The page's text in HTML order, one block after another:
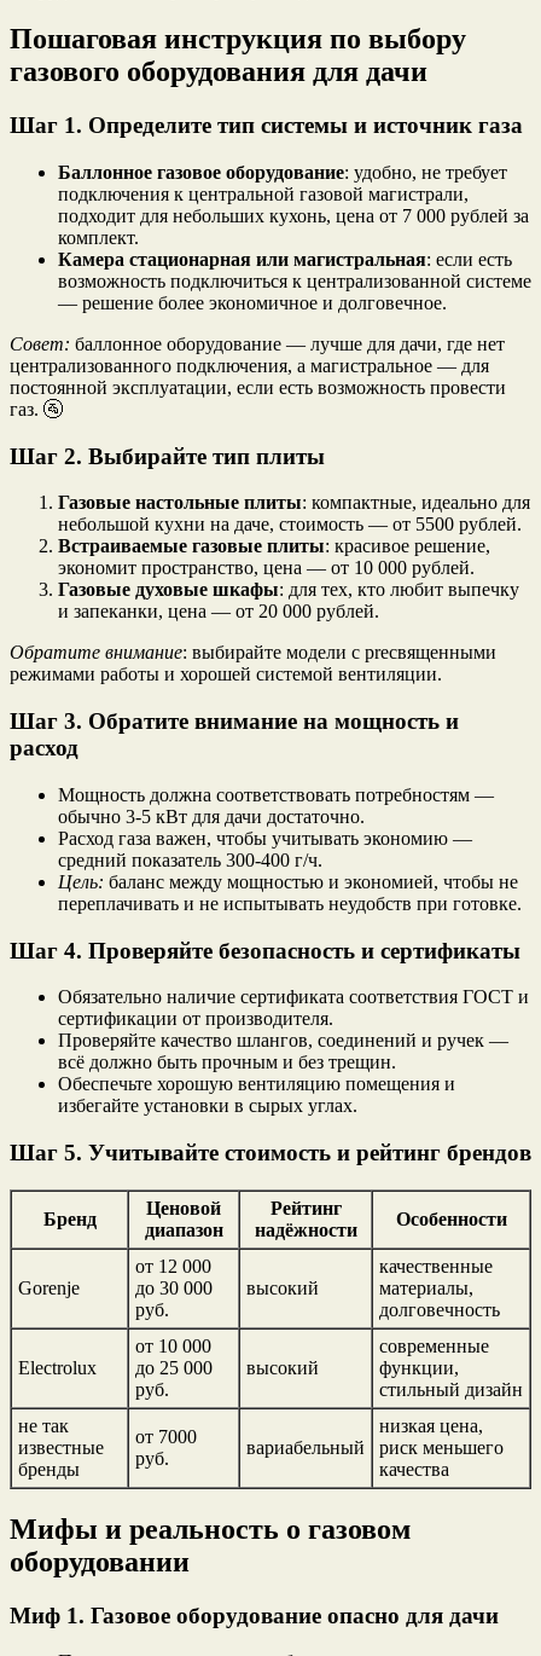
Пошаговая инструкция по выбору
газового оборудования для дачи
Шаг 1. Определите тип системы и источник газа
Баллонное газовое оборудование: удобно, не требует
подключения к центральной газовой магистрали,
подходит для небольших кухонь, цена от 7 000 рублей за
комплект.
Камера стационарная или магистральная: если есть
возможность подключиться к централизованной системе
— решение более экономичное и долговечное.
Совет: баллонное оборудование — лучше для дачи, где нет
централизованного подключения, а магистральное — для
постоянной эксплуатации, если есть возможность провести
газ. 🚰
Шаг 2. Выбирайте тип плиты
Газовые настольные плиты: компактные, идеально для
небольшой кухни на даче, стоимость — от 5500 рублей.
Встраиваемые газовые плиты: красивое решение,
экономит пространство, цена — от 10 000 рублей.
Газовые духовые шкафы: для тех, кто любит выпечку
и запеканки, цена — от 20 000 рублей.
Обратите внимание: выбирайте модели с precвященными
режимами работы и хорошей системой вентиляции.
Шаг 3. Обратите внимание на мощность и
расход
Мощность должна соответствовать потребностям —
обычно 3-5 кВт для дачи достаточно.
Расход газа важен, чтобы учитывать экономию —
средний показатель 300-400 г/ч.
Цель: баланс между мощностью и экономией, чтобы не
переплачивать и не испытывать неудобств при готовке.
Шаг 4. Проверяйте безопасность и сертификаты
Обязательно наличие сертификата соответствия ГОСТ и
сертификации от производителя.
Проверяйте качество шлангов, соединений и ручек —
всё должно быть прочным и без трещин.
Обеспечьте хорошую вентиляцию помещения и
избегайте установки в сырых углах.
Шаг 5. Учитывайте стоимость и рейтинг брендов
Бренд
Ценовой
диапазон
Рейтинг
надёжности
Особенности
Gorenje
от 12 000
до 30 000
руб.
высокий
качественные
материалы,
долговечность
Electrolux
от 10 000
до 25 000
руб.
высокий
современные
функции,
стильный дизайн
не так
известные
бренды
от 7000
руб.
вариабельный
низкая цена,
риск меньшего
качества
Мифы и реальность о газовом
оборудовании
Миф 1. Газовое оборудование опасно для дачи